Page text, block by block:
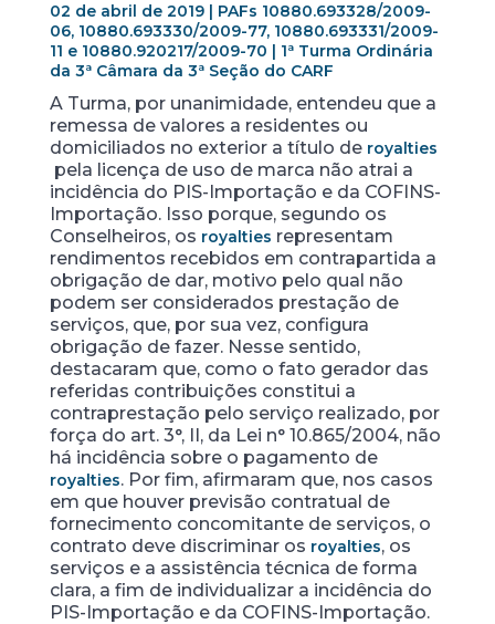
02 de abril de 2019 | PAFs 10880.693328/2009-
06, 10880.693330/2009-77, 10880.693331/2009-
11 e 10880.920217/2009-70 | 1ª Turma Ordinária
da 3ª Câmara da 3ª Seção do CARF
A Turma, por unanimidade, entendeu que a
remessa de valores a residentes ou
domiciliados no exterior a título de royalties
pela licença de uso de marca não atrai a
incidência do PIS-Importação e da COFINS-
Importação. Isso porque, segundo os
Conselheiros, os royalties representam
rendimentos recebidos em contrapartida a
obrigação de dar, motivo pelo qual não
podem ser considerados prestação de
serviços, que, por sua vez, configura
obrigação de fazer. Nesse sentido,
destacaram que, como o fato gerador das
referidas contribuições constitui a
contraprestação pelo serviço realizado, por
força do art. 3°, II, da Lei n° 10.865/2004, não
há incidência sobre o pagamento de
royalties. Por fim, afirmaram que, nos casos
em que houver previsão contratual de
fornecimento concomitante de serviços, o
contrato deve discriminar os royalties, os
serviços e a assistência técnica de forma
clara, a fim de individualizar a incidência do
PIS-Importação e da COFINS-Importação.